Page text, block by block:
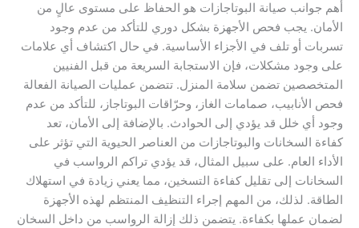
أهم جوانب صيانة البوتاجازات هو الحفاظ على مستوى عالٍ من
الأمان. يجب فحص الأجهزة بشكل دوري للتأكد من عدم وجود
تسربات أو تلف في الأجزاء الأساسية. في حال اكتشاف أي علامات
على وجود مشكلات، فإن الاستجابة السريعة من قبل الفنيين
المتخصصين تضمن سلامة المنزل. تتضمن عمليات الصيانة الفعالة
فحص الأنابيب، صمامات الغاز، وحرّاقات البوتاجاز، للتأكد من عدم
وجود أي خلل قد يؤدي إلى الحوادث. بالإضافة إلى الأمان، تعد
كفاءة السخانات والبوتاجازات من العناصر الحيوية التي تؤثر على
الأداء العام. على سبيل المثال، قد يؤدي تراكم الرواسب في
السخانات إلى تقليل كفاءة التسخين، مما يعني زيادة في استهلاك
الطاقة. لذلك، من المهم إجراء التنظيف المنتظم لهذه الأجهزة
لضمان عملها بكفاءة. يتضمن ذلك إزالة الرواسب من داخل السخان